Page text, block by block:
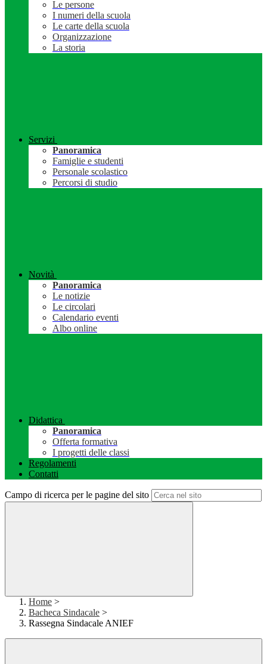
Le persone
I numeri della scuola
Le carte della scuola
Organizzazione
La storia
Servizi
Panoramica
Famiglie e studenti
Personale scolastico
Percorsi di studio
Novità
Panoramica
Le notizie
Le circolari
Calendario eventi
Albo online
Didattica
Panoramica
Offerta formativa
I progetti delle classi
Regolamenti
Contatti
Campo di ricerca per le pagine del sito
Home >
Bacheca Sindacale >
Rassegna Sindacale ANIEF